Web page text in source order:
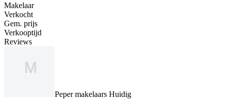
Makelaar
Verkocht
Gem. prijs
Verkooptijd
Reviews
Peper makelaars Huidig